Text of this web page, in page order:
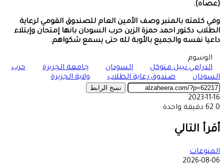
(عصاه).
وفي كلمته بالمنبر وصف الأمين العام للصندوق القومي لرعاية
الطلاب دكتور احمد حمزة الزين حرب السودان بانها إمتحان وإبتلاء
داعيا نفسه والجميع بالأوبة لله حتى يسمع شكواهم.
الوسوم
الدرامي نبيل متوكل
السودان جامعة الجزيرة
حرب
السودان
صندوق رعاية الطلاب ولاية الجزيرة
نسخ الرابط
2023-11-16
0
دقيقة واحدة
عبر
البريد
أقرأ التالي
المنوعات
2026-08-06